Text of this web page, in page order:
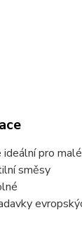
ideální pro
směsy